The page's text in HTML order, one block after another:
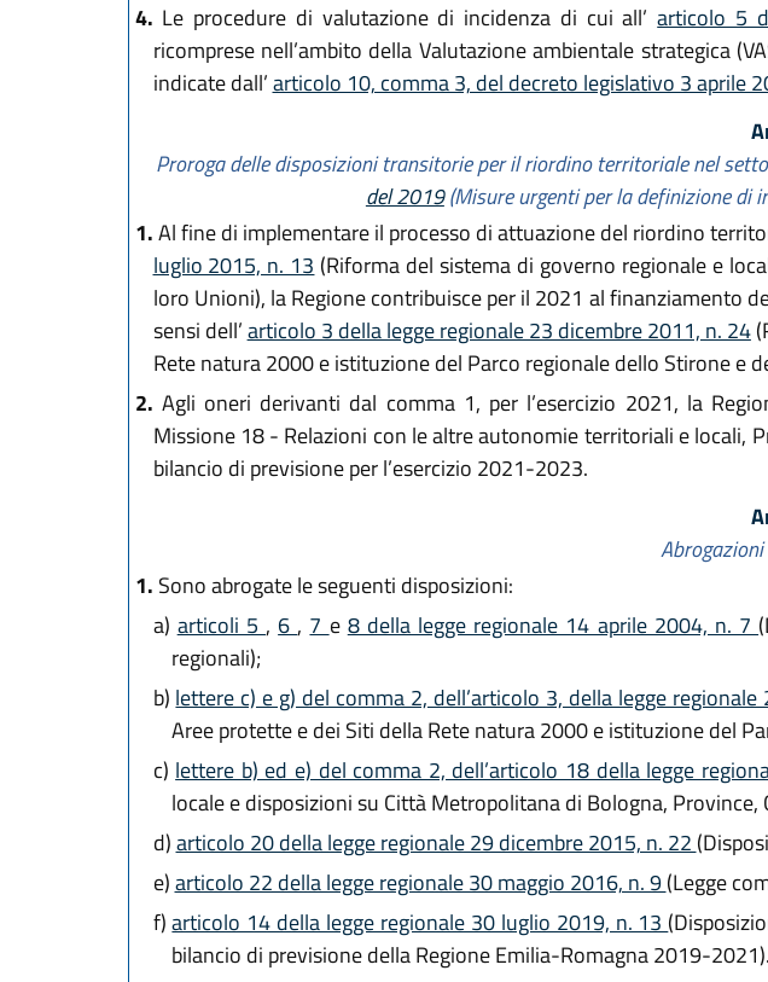
4. Le procedure di valutazione di incidenza di cui all’articolo 5
ricomprese nell’ambito della Valutazione ambientale strategica
indicate dall’articolo 10, comma 3, del decreto legislativo 3 aprile
Proroga delle disposizioni transitorie per il riordino territoriale nel
del 2019(Misure urgenti per la definizione di
1.Al fine di implementare il processo di attuazione del riordino
luglio 2015, n. 13 (Riforma del sistema di governo regionale e
loro Unioni), la Regione contribuisce per il 2021 al finanziamento
sensi dell’articolo 3 della legge regionale 23 dicembre 2011, n. 24
Rete natura 2000 e istituzione del Parco regionale dello Stirone e
2. Agli oneri derivanti dal comma 1, per l’esercizio 2021, la
Missione 18 - Relazioni con le altre autonomie territoriali e locali,
bilancio di previsione per l’esercizio 2021-2023.
1. Sono abrogate le seguenti disposizioni:
a) articoli 5 , 6 , 7 e 8 della legge regionale 14 aprile 2004, n. 7
regionali);
b) lettere c) e g) del comma 2, dell’articolo 3, della legge
Aree protette e dei Siti della Rete natura 2000 e istituzione del
c) lettere b) ed e) del comma 2, dell’articolo 18 della legge
locale e disposizioni su Città Metropolitana di Bologna, Province,
d)articolo 20 della legge regionale 29 dicembre 2015, n. 22
e)articolo 22 della legge regionale 30 maggio 2016, n. 9(Legge
f) articolo 14 della legge regionale 30 luglio 2019, n. 13
bilancio di previsione della Regione Emilia-Romagna 2019-2021).